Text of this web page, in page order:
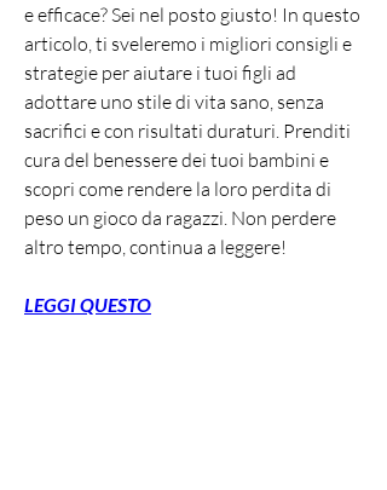
e efficace? Sei nel posto giusto! In questo
articolo, ti sveleremo i migliori consigli e
strategie per aiutare i tuoi figli ad
adottare uno stile di vita sano, senza
sacrifici e con risultati duraturi. Prenditi
cura del benessere dei tuoi bambini e
scopri come rendere la loro perdita di
peso un gioco da ragazzi. Non perdere
altro tempo, continua a leggere!
LEGGI QUESTO